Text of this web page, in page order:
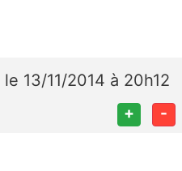
le 13/11/2014 à 20h12
+ -